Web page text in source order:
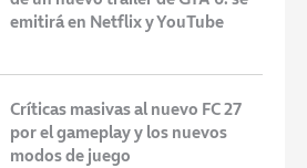
emitirá en Netflix y YouTube
Críticas masivas al nuevo FC 27
por el gameplay y los nuevos
modos de juego